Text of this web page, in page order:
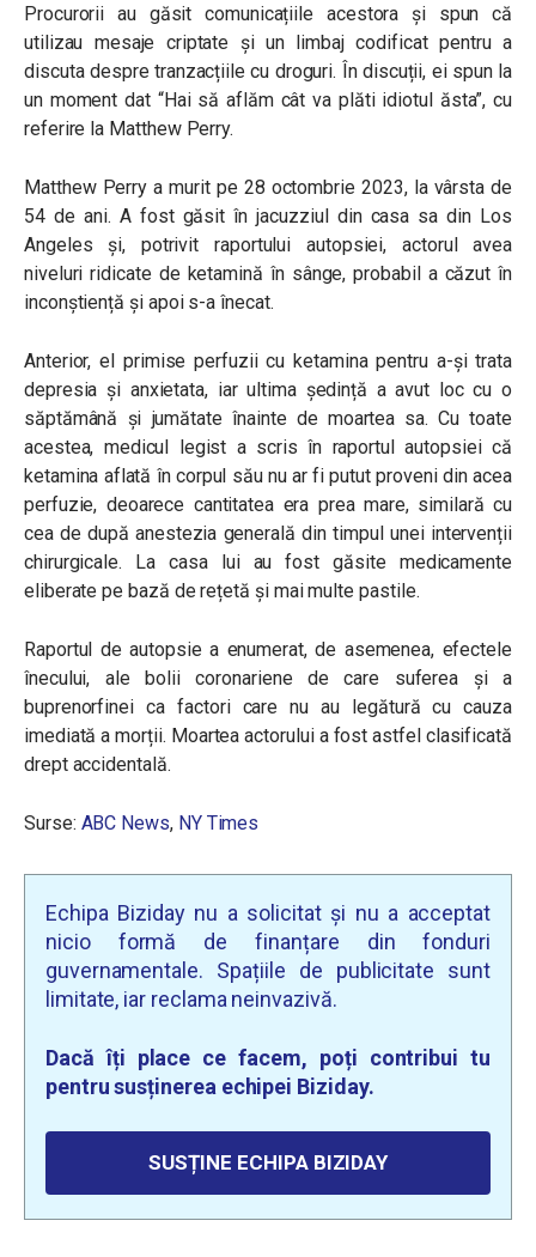
Procurorii au găsit comunicațiile acestora și spun că
utilizau mesaje criptate și un limbaj codificat pentru a
discuta despre tranzacțiile cu droguri. În discuții, ei spun la
un moment dat “Hai să aflăm cât va plăti idiotul ăsta”, cu
referire la Matthew Perry.
Matthew Perry a murit pe 28 octombrie 2023, la vârsta de
54 de ani. A fost găsit în jacuzziul din casa sa din Los
Angeles și, potrivit raportului autopsiei, actorul avea
niveluri ridicate de ketamină în sânge, probabil a căzut în
inconștiență și apoi s-a înecat.
Anterior, el primise perfuzii cu ketamina pentru a-și trata
depresia și anxietata, iar ultima ședință a avut loc cu o
săptămână și jumătate înainte de moartea sa. Cu toate
acestea, medicul legist a scris în raportul autopsiei că
ketamina aflată în corpul său nu ar fi putut proveni din acea
perfuzie, deoarece cantitatea era prea mare, similară cu
cea de după anestezia generală din timpul unei intervenții
chirurgicale. La casa lui au fost găsite medicamente
eliberate pe bază de rețetă și mai multe pastile.
Raportul de autopsie a enumerat, de asemenea, efectele
înecului, ale bolii coronariene de care suferea și a
buprenorfinei ca factori care nu au legătură cu cauza
imediată a morții. Moartea actorului a fost astfel clasificată
drept accidentală.
Surse: ABC News, NY Times
Echipa Biziday nu a solicitat și nu a acceptat
nicio formă de finanțare din fonduri
guvernamentale. Spațiile de publicitate sunt
limitate, iar reclama neinvazivă.
Dacă îți place ce facem, poți contribui tu
pentru susținerea echipei Biziday.
SUSȚINE ECHIPA BIZIDAY